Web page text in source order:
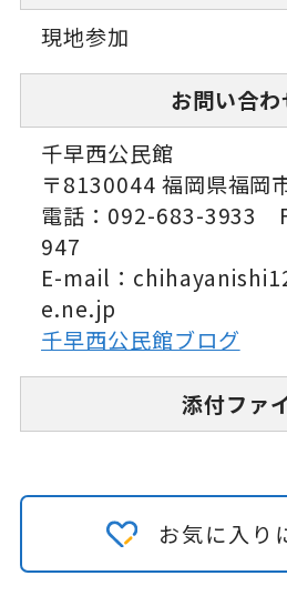
現地参加
お問い合
千早西公民館
〒8130044 福岡県福岡
電話：092-683-3933
947
E-mail：
e.ne.jp
千早西公民館ブログ
添付ファ
お気に入り